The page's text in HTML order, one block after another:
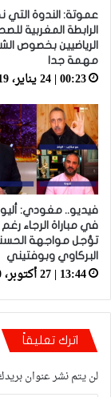
عموتة: الندوة التي
الرابطة المغربية
الرياضيين بخصوص
مهمة جدا
00:23 | 24 يناير، 2019
فيديو.. مغودي:
في مباراة الرجاء
تؤجل مواجهة
البركاوي وبوفتيني
13:44 | 27 أكتوبر، 2020
اترك تعليقاً
لن يتم نشر عنوان